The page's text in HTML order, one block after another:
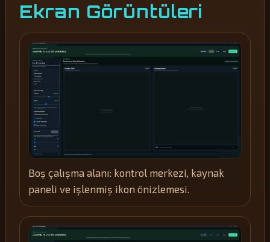
Ekran Görüntüleri
Boş çalışma alanı: kontrol merkezi, kaynak
paneli ve işlenmiş ikon önizlemesi.